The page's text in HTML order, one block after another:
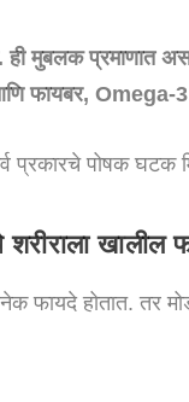
ही मुबलक प्रमाणात
फायबर,
प्रकारचे पोषक घटक
खालील
फायदे होतात.